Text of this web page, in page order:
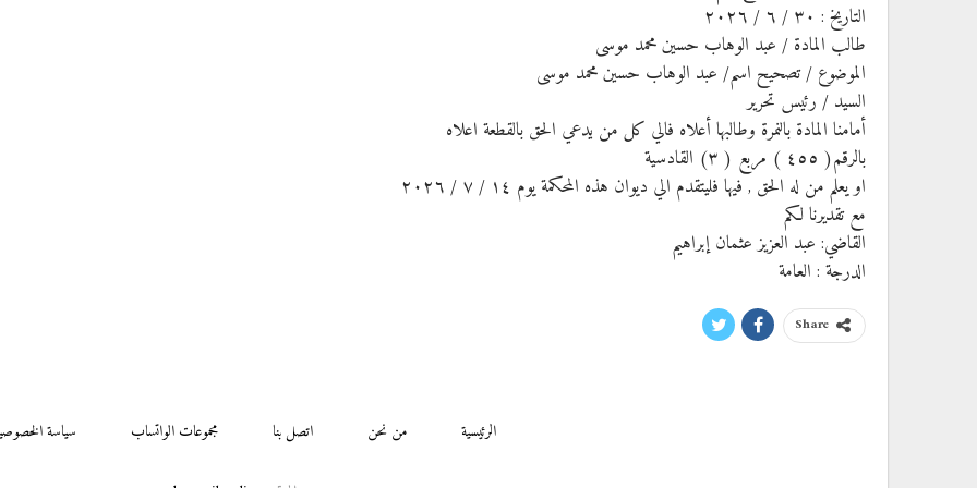
التاريخ : ٣٠ / ٦ / ٢٠٢٦
طالب المادة / عبد الوهاب حسين محمد موسى
الموضوع / تصحيح اسم/ عبد الوهاب حسين محمد موسى
السيد / رئيس تحرير
أمامنا المادة بالنمرة وطالبها أعلاه فالي كل من يدعي الحق بالقطعة اعلاه
بالرقم( ٤٥٥ ) مربع ( ٣) القادسية
او يعلم من له الحق , فيها فليتقدم الي ديوان هذه المحكمة يوم ١٤ / ٧ / ٢٠٢٦
مع تقديرنا لكم
القاضي: عبد العزيز عثمان إبراهيم
الدرجة : العامة
Share
الرئيسية من نحن اتصل بنا مجموعات الواتساب سياسة